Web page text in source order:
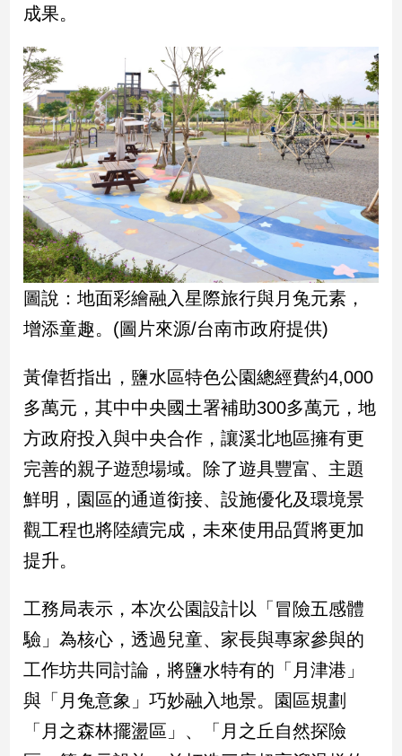
國
會
焦
點
觀
點
兩
岸/
國
際
社
會/
地
方
冠
病
毒
專
區
南
台
灣
觀
點
南
台
灣
點
成果。
圖說：地面彩繪融入星際旅行與月兔元素，
增添童趣。(圖片來源/台南市政府提供)
黃偉哲指出，鹽水區特色公園總經費約4,000
多萬元，其中中央國土署補助300多萬元，地
方政府投入與中央合作，讓溪北地區擁有更
完善的親子遊憩場域。除了遊具豐富、主題
鮮明，園區的通道銜接、設施優化及環境景
觀工程也將陸續完成，未來使用品質將更加
提升。
工務局表示，本次公園設計以「冒險五感體
驗」為核心，透過兒童、家長與專家參與的
工作坊共同討論，將鹽水特有的「月津港」
與「月兔意象」巧妙融入地景。園區規劃
「月之森林擺盪區」、「月之丘自然探險